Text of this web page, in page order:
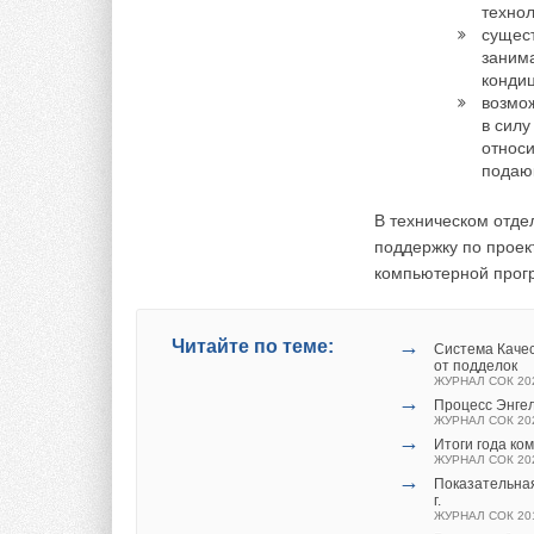
в
В техническом
поддержку по
компьютерной
Читайте по теме: →
Система
от подделок
ЖУРНАЛ СОК
→ Процесс
ЖУРНАЛ СОК
→ Итоги года
ЖУРНАЛ СОК
→
г.
ЖУРНАЛ СОК
наносит
плохо
являются весьма
среды.
сокращению
атмосферу.
трубопроводов
использования
с тем количеством
Если говорить о
оказываются
обладаем ведущей
минеральной
нового
начала их
возможных
«Минеральная
оповещении о